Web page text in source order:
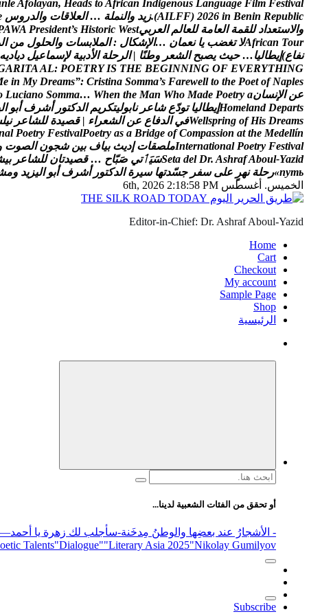
nleAfolayan, Heads toAfrican Indigenous Language Film Festival
(AILFF) 2026 in Benin Republic
.زيد والنملة … العلقات والدر وس
والستعداد للقمة العامة للعالم العربي AWA President’s Historic West
African Tour ل تغضب يا نعمان …الشكال : الملبسات والحلول من ال
نفاع)إيطاليا… حيث يصبح الشعر وطنا | الرحلة الدبية لسماعيل دياديه
ARITA AL: POETRY IS THE BEGINNING OF EVERYTHING
e in My Dreams”: Cristina Somma’s Farewell to the Poet of Naples
عن النسان Luciano Somma… When the Man Who Made Poetry a
Homeland Departs إيطاليا تودع شاعر نابوليتكريم الدكتور أشرف أبو ال
Wellspring of His Dreams في الدفاع عن الشعراء | قصيدة للشاعر نيل
al Poetry FestivalPoetry as a Bridge of Compassion at the Medellín
International Poetry Festival ملصقات إديث بياف بين شجون الصوت
Seta del Dr. AshrafAboul-Yazid سيٲتي صباح … قصيدتان للشاعر بي
путь
»رحلة نهر على سفر جسدتها سيرة الدكتور أشرف أبو اليزيد وم
الخميس. أغسطس 6th, 2026 2:18:59 PM
Editor-in-Chief: Dr. Ashraf Aboul-Yazid
Home
Cart
Checkout
My account
Sample Page
Shop
الرئيسية
البحث
أو تحقق من الفئات الشعبية لدينا...
- الأشجارُ عند بعضِها والوطنُ مِدخَنة-سأجلب لك زهرة يا أحمد— Release
Talents"Dialogue""Literary Asia 2025"Nikolay Gumilyov و poet
Subscribe